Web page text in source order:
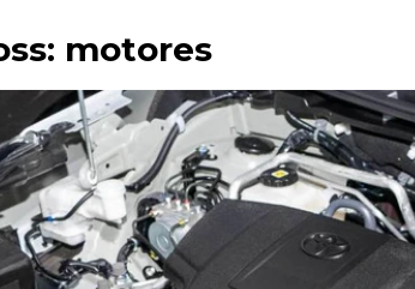
motores